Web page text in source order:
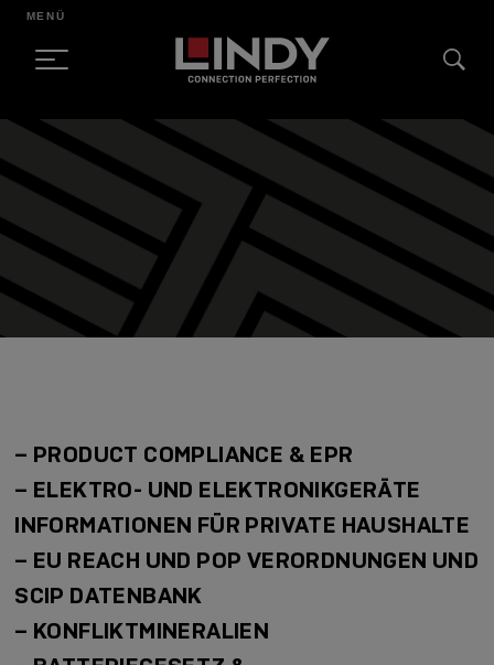
SKIP
TO
CONTENT
MENÜ
– PRODUCT COMPLIANCE & EPR
– ELEKTRO- UND ELEKTRONIKGERÄTE
INFORMATIONEN FÜR PRIVATE HAUSHALTE
– EU REACH UND POP VERORDNUNGEN UND
SCIP DATENBANK
– KONFLIKTMINERALIEN